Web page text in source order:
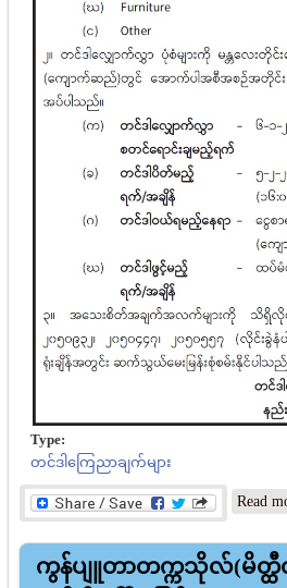
Type:
တင်ဒါကြေညာချက်များ
Read
ကွန်ပျူတာတက္ကသိုလ်(မိတ္